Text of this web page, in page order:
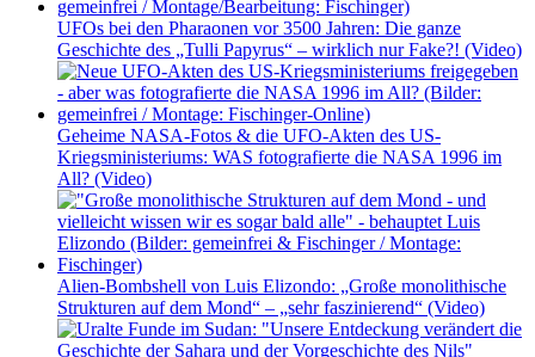
UFOs bei den Pharaonen vor 3500 Jahren: Die ganze
Geschichte des „Tulli Papyrus“ – wirklich nur Fake?! (Video)
Geheime NASA-Fotos & die UFO-Akten des US-
Kriegsministeriums: WAS fotografierte die NASA 1996 im
All? (Video)
Alien-Bombshell von Luis Elizondo: „Große monolithische
Strukturen auf dem Mond“ – „sehr faszinierend“ (Video)